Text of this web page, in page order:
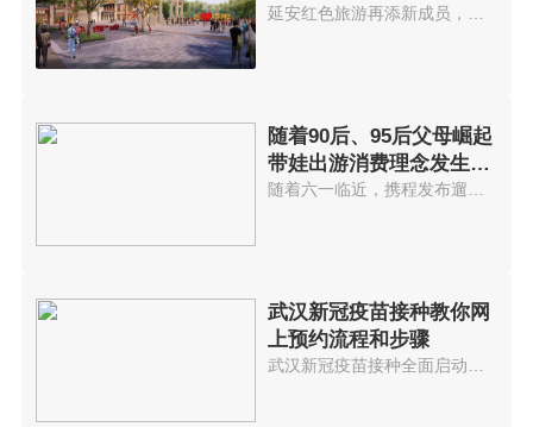
街区
随着90后、95后父母崛起
带娃出游消费理念发生变
化
武汉新冠疫苗接种教你网
上预约流程和步骤